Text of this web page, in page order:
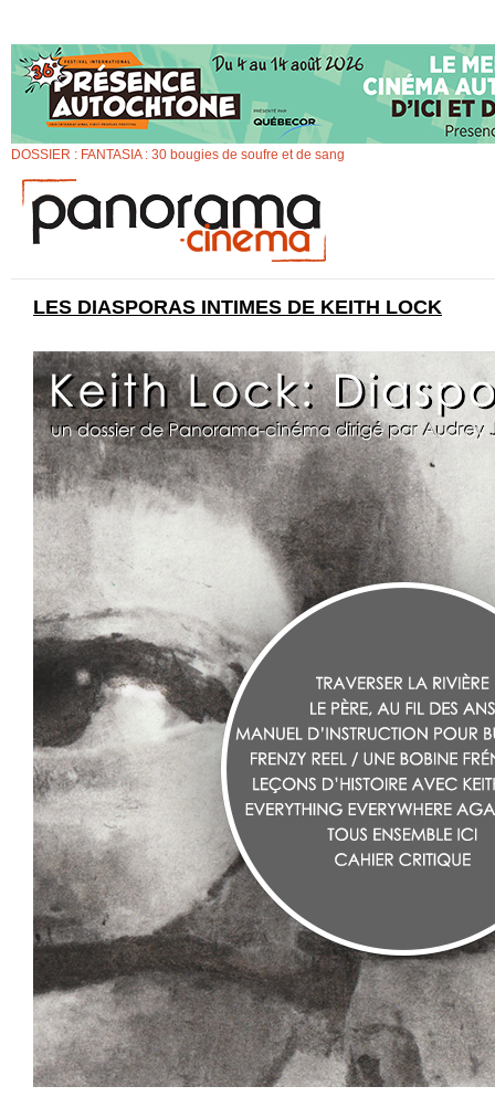
DOSSIER : FANTASIA : 30 bougies de soufre et de sang
LES DIASPORAS INTIMES DE KEITH LOCK